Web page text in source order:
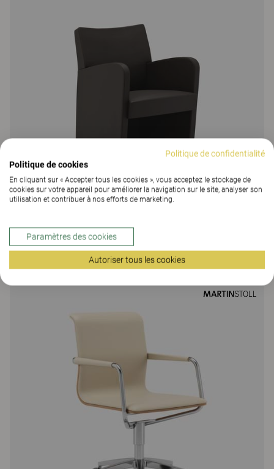
Remus
Politique de confidentialité
Politique de cookies
En cliquant sur « Accepter tous les cookies », vous acceptez le stockage de
cookies sur votre appareil pour améliorer la navigation sur le site, analyser son
utilisation et contribuer à nos efforts de marketing.
Paramètres des cookies
Autoriser tous les cookies